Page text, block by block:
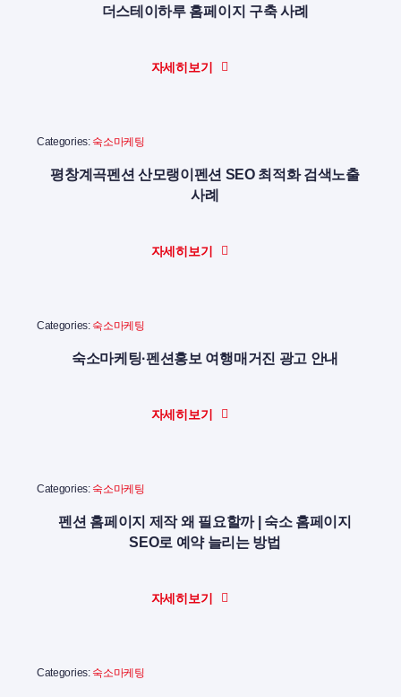
더스테이하루 홈페이지 구축 사례
자세히보기
Categories: 숙소마케팅
평창계곡펜션 산모랭이펜션 SEO 최적화 검색노출
사례
자세히보기
Categories: 숙소마케팅
숙소마케팅·펜션홍보 여행매거진 광고 안내
자세히보기
Categories: 숙소마케팅
펜션 홈페이지 제작 왜 필요할까 | 숙소 홈페이지
SEO로 예약 늘리는 방법
자세히보기
Categories: 숙소마케팅